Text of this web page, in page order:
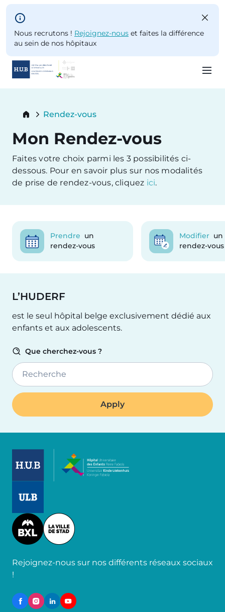
Skip to main content
Nous recrutons ! Rejoignez-nous et faites la différence
au sein de nos hôpitaux
content
Breadcrumb
Rendez-vous
Mon Rendez-vous
Faites votre choix parmi les 3 possibilités ci-
dessous. Pour en savoir plus sur nos modalités
de prise de rendez-vous, cliquez ici.
Prendre un
rendez-vous
Modifier un
rendez-vous
L’HUDERF
est le seul hôpital belge exclusivement dédié aux
enfants et aux adolescents.
Que cherchez-vous ?
Recherche
Image
Rejoignez-nous sur nos différents réseaux sociaux
!